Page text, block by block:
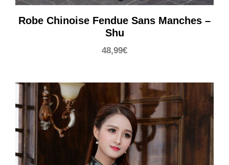
Robe Chinoise Fendue Sans Manches –
Shu
48,99€